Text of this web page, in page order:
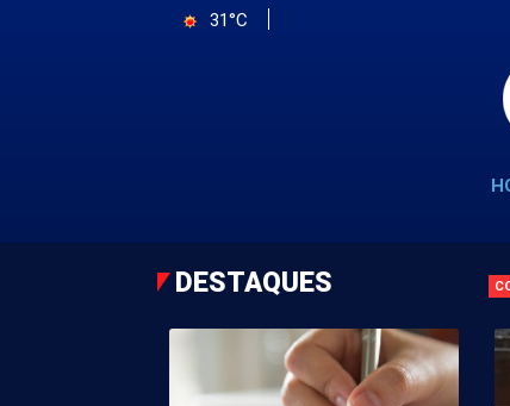
31°C
DESTAQUES